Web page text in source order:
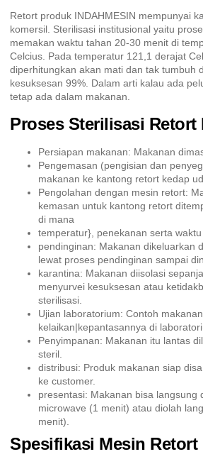
Retort produk INDAHMESIN mempunyai
komersil. Sterilisasi institusional yaitu
memakan waktu tahan 20-30 menit di
Celcius. Pada temperatur 121,1 derajat
diperhitungkan akan mati dan tak tumbuh
kesuksesan 99%. Dalam arti kalau ada
tetap ada dalam makanan.
Proses Sterilisasi Retort
Persiapan makanan: Makanan
Pengemasan (pengisian dan
makanan ke kantong retort kedap
Pengolahan dengan mesin retort:
kemasan untuk kantong retort
di mana
temperatur}, penekanan serta waktu
pendinginan: Makanan dikeluarkan
lewat proses pendinginan sampai
karantina: Makanan diisolasi
menyurvei kesuksesan atau
sterilisasi.
Ujian laboratorium: Contoh
kelaikan|kepantasannya di
Penyimpanan: Makanan itu lantas
steril.
distribusi: Produk makanan siap
ke customer.
presentasi: Makanan bisa langsung
microwave (1 menit) atau diolah
menit).
Spesifikasi Mesin Retort